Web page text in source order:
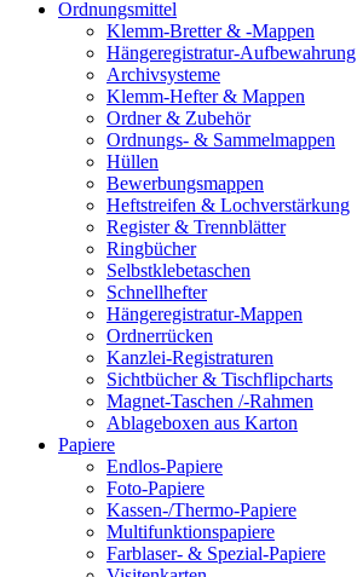
Ordnungsmittel
Klemm-Bretter & -Mappen
Hängeregistratur-Aufbewahrung
Archivsysteme
Klemm-Hefter & Mappen
Ordner & Zubehör
Ordnungs- & Sammelmappen
Hüllen
Bewerbungsmappen
Heftstreifen & Lochverstärkung
Register & Trennblätter
Ringbücher
Selbstklebetaschen
Schnellhefter
Hängeregistratur-Mappen
Ordnerrücken
Kanzlei-Registraturen
Sichtbücher & Tischflipcharts
Magnet-Taschen /-Rahmen
Ablageboxen aus Karton
Papiere
Endlos-Papiere
Foto-Papiere
Kassen-/Thermo-Papiere
Multifunktionspapiere
Farblaser- & Spezial-Papiere